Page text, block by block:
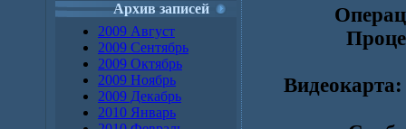
Архив записей
2009 Август
2009 Сентябрь
2009 Октябрь
2009 Ноябрь
2009 Декабрь
2010 Январь